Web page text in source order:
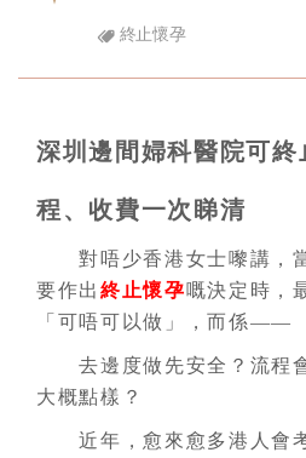
終止懷孕
深圳邊間婦科醫院可
程、收費一次睇清
對唔少香港女士嚟講，當
要作出終止懷孕嘅決定時，
「可唔可以做」，而係——
去邊度做先安全？流程
大概點樣？
近年，愈來愈多港人會